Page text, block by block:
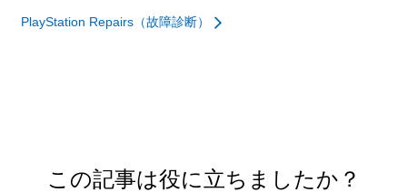
PlayStation Repairs（故障診断）
この記事は役に立ちましたか？